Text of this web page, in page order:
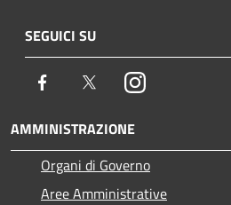
SEGUICI SU
Facebook TwitterInstagram
AMMINISTRAZIONE
Organi di Governo
Aree Amministrative